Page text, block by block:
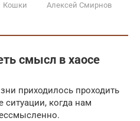
Кошки Алексей Смирнов
смысл в хаосе
приходилось проходить
когда нам